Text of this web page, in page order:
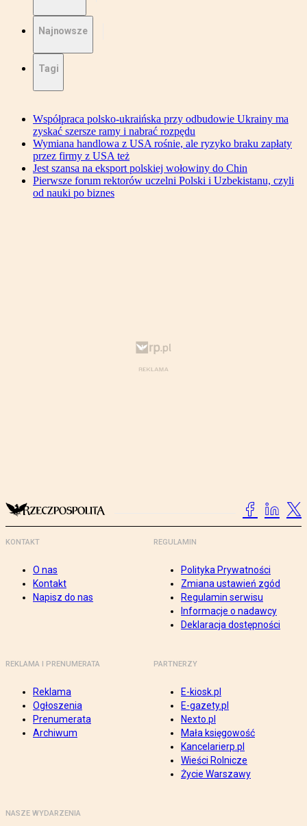
Najnowsze
Tagi
Współpraca polsko-ukraińska przy odbudowie Ukrainy ma
zyskać szersze ramy i nabrać rozpędu
Wymiana handlowa z USA rośnie, ale ryzyko braku zapłaty
przez firmy z USA też
Jest szansa na eksport polskiej wołowiny do Chin
Pierwsze forum rektorów uczelni Polski i Uzbekistanu, czyli
od nauki po biznes
KONTAKT
O nas
Kontakt
Napisz do nas
REGULAMIN
Polityka Prywatności
Zmiana ustawień zgód
Regulamin serwisu
Informacje o nadawcy
Deklaracja dostępności
REKLAMA I PRENUMERATA
Reklama
Ogłoszenia
Prenumerata
Archiwum
PARTNERZY
E-kiosk.pl
E-gazety.pl
Nexto.pl
Mała księgowość
Kancelarierp.pl
Wieści Rolnicze
Życie Warszawy
NASZE WYDARZENIA